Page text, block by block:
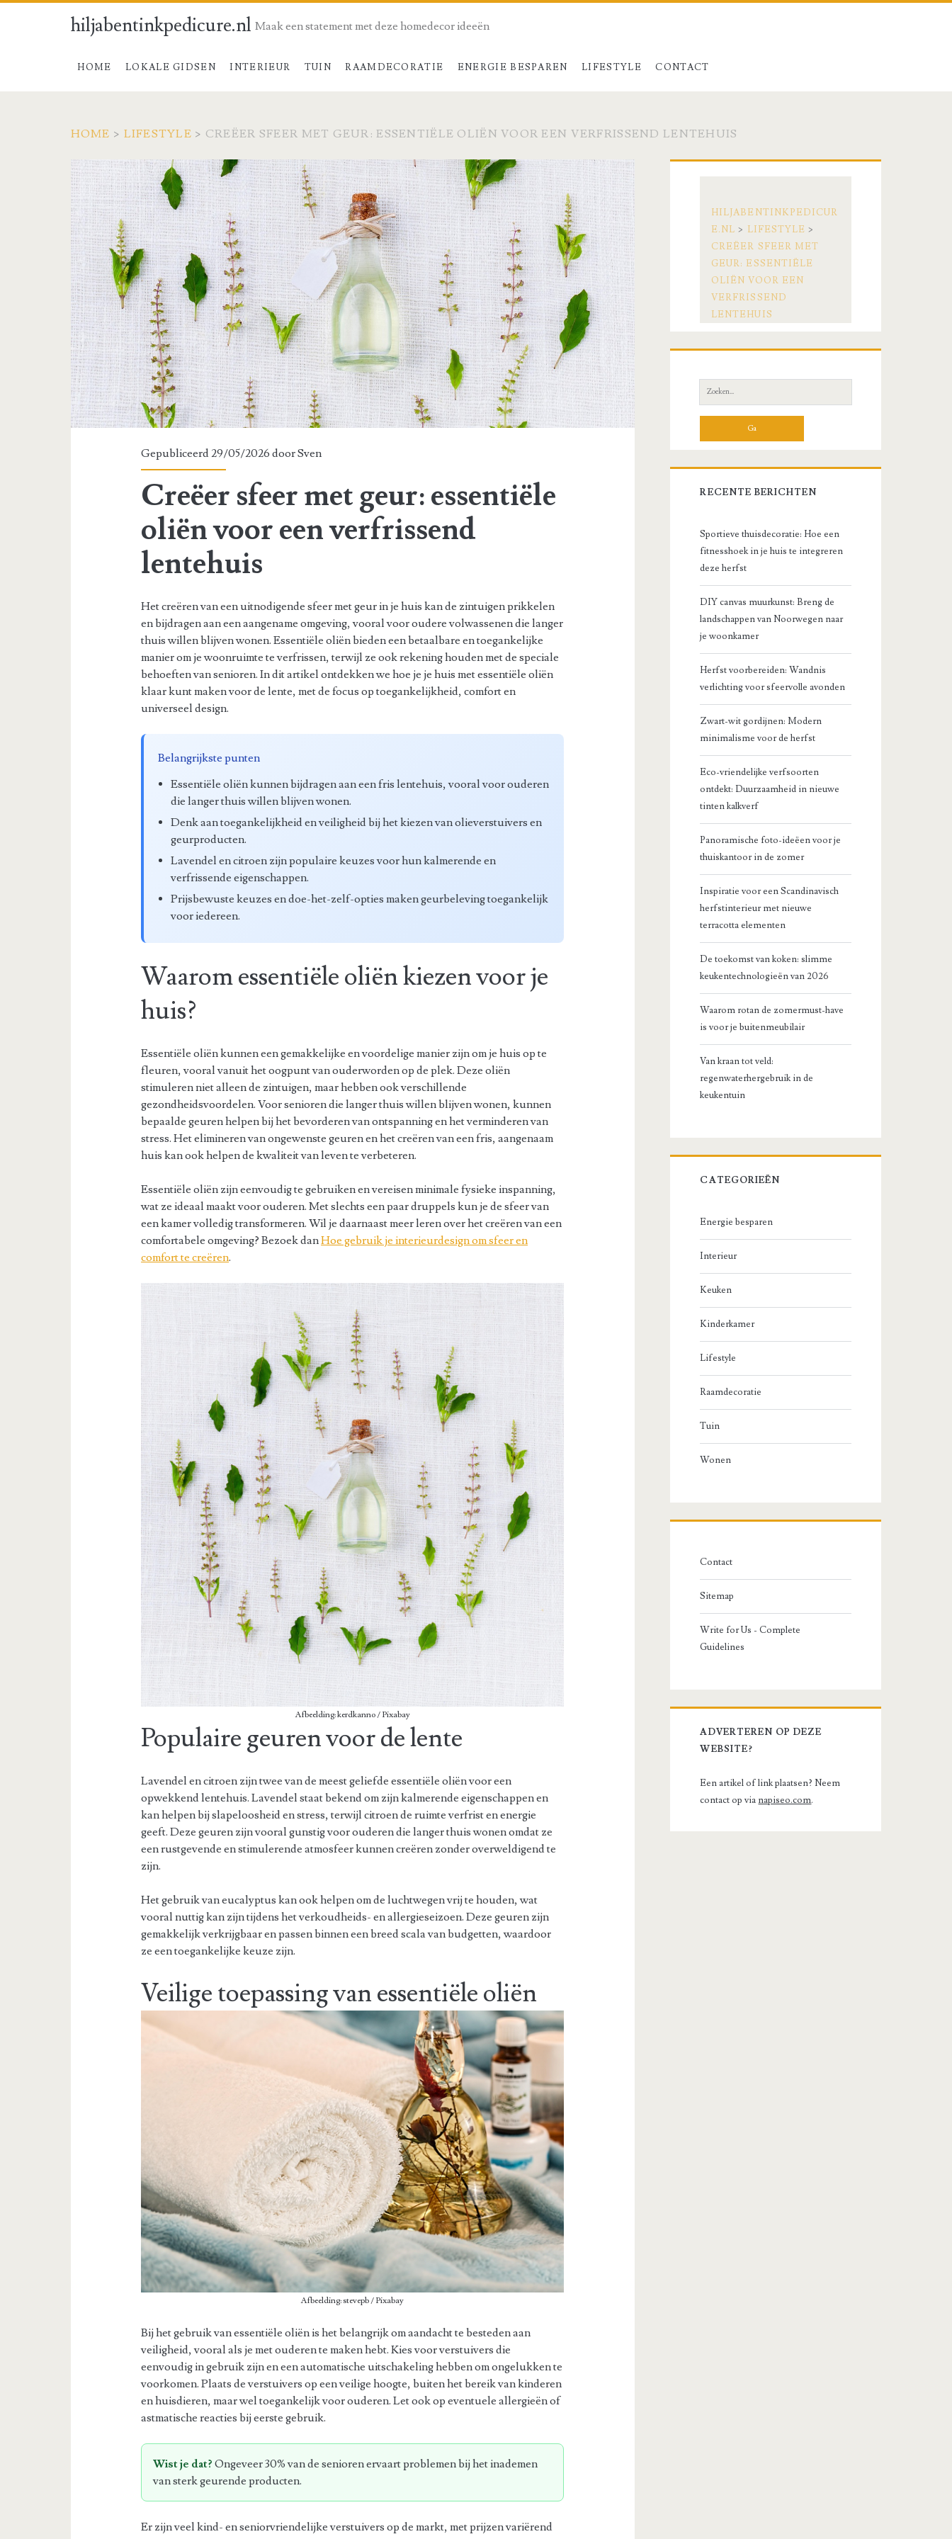
hiljabentinkpedicure.nl Maak een statement met deze homedecor ideeën
HOME LOKALE GIDSEN INTERIEUR TUIN RAAMDECORATIE ENERGIE BESPAREN LIFESTYLE CONTACT
HOME > LIFESTYLE > CREËER SFEER MET GEUR: ESSENTIËLE OLIËN VOOR EEN VERFRISSEND LENTEHUIS
Gepubliceerd 29/05/2026 doorSven
Creëer sfeer met geur: essentiële
oliën voor een verfrissend
lentehuis
Het creëren van een uitnodigende sfeer met geur in je huis kan de zintuigen prikkelen
en bijdragen aan een aangename omgeving, vooral voor oudere volwassenen die langer
thuis willen blijven wonen. Essentiële oliën bieden een betaalbare en toegankelijke
manier om je woonruimte te verfrissen, terwijl ze ook rekening houden met de speciale
behoeften van senioren. In dit artikel ontdekken we hoe je je huis met essentiële oliën
klaar kunt maken voor de lente, met de focus op toegankelijkheid, comfort en
universeel design.
Belangrijkste punten
Essentiële oliën kunnen bijdragen aan een fris lentehuis, vooral voor ouderen
die langer thuis willen blijven wonen.
Denk aan toegankelijkheid en veiligheid bij het kiezen van olieverstuivers en
geurproducten.
Lavendel en citroen zijn populaire keuzes voor hun kalmerende en
verfrissende eigenschappen.
Prijsbewuste keuzes en doe-het-zelf-opties maken geurbeleving toegankelijk
voor iedereen.
Waarom essentiële oliën kiezen voor je
huis?
Essentiële oliën kunnen een gemakkelijke en voordelige manier zijn om je huis op te
fleuren, vooral vanuit het oogpunt van ouderworden op de plek. Deze oliën
stimuleren niet alleen de zintuigen, maar hebben ook verschillende
gezondheidsvoordelen. Voor senioren die langer thuis willen blijven wonen, kunnen
bepaalde geuren helpen bij het bevorderen van ontspanning en het verminderen van
stress. Het elimineren van ongewenste geuren en het creëren van een fris, aangenaam
huis kan ook helpen de kwaliteit van leven te verbeteren.
Essentiële oliën zijn eenvoudig te gebruiken en vereisen minimale fysieke inspanning,
wat ze ideaal maakt voor ouderen. Met slechts een paar druppels kun je de sfeer van
een kamer volledig transformeren. Wil je daarnaast meer leren over het creëren van een
comfortabele omgeving? Bezoek danHoe gebruik je interieurdesign om sfeer en
comfort te creëren.
Afbeelding: kerdkanno / Pixabay
Populaire geuren voor de lente
Lavendel en citroen zijn twee van de meest geliefde essentiële oliën voor een
opwekkend lentehuis. Lavendel staat bekend om zijn kalmerende eigenschappen en
kan helpen bij slapeloosheid en stress, terwijl citroen de ruimte verfrist en energie
geeft. Deze geuren zijn vooral gunstig voor ouderen die langer thuis wonen omdat ze
een rustgevende en stimulerende atmosfeer kunnen creëren zonder overweldigend te
zijn.
Het gebruik van eucalyptus kan ook helpen om de luchtwegen vrij te houden, wat
vooral nuttig kan zijn tijdens het verkoudheids- en allergieseizoen. Deze geuren zijn
gemakkelijk verkrijgbaar en passen binnen een breed scala van budgetten, waardoor
ze een toegankelijke keuze zijn.
Veilige toepassing van essentiële oliën
Afbeelding: stevepb / Pixabay
Bij het gebruik van essentiële oliën is het belangrijk om aandacht te besteden aan
veiligheid, vooral als je met ouderen te maken hebt. Kies voor verstuivers die
eenvoudig in gebruik zijn en een automatische uitschakeling hebben om ongelukken te
voorkomen. Plaats de verstuivers op een veilige hoogte, buiten het bereik van kinderen
en huisdieren, maar wel toegankelijk voor ouderen. Let ook op eventuele allergieën of
astmatische reacties bij eerste gebruik.
Wist je dat? Ongeveer 30% van de senioren ervaart problemen bij het inademen
van sterk geurende producten.
Er zijn veel kind- en seniorvriendelijke verstuivers op de markt, met prijzen variërend
zijbalk
HILJABENTINKPEDICUR
E.NL > LIFESTYLE >
CREËER SFEER MET
GEUR: ESSENTIËLE
OLIËN VOOR EEN
VERFRISSEND
LENTEHUIS
Zoek
naar:
RECENTE BERICHTEN
Sportieve thuisdecoratie: Hoe een
fitnesshoek in je huis te integreren
deze herfst
DIY canvas muurkunst: Breng de
landschappen van Noorwegen naar
je woonkamer
Herfst voorbereiden: Wandnis
verlichting voor sfeervolle avonden
Zwart-wit gordijnen: Modern
minimalisme voor de herfst
Eco-vriendelijke verfsoorten
ontdekt: Duurzaamheid in nieuwe
tinten kalkverf
Panoramische foto-ideëen voor je
thuiskantoor in de zomer
Inspiratie voor een Scandinavisch
herfstinterieur met nieuwe
terracotta elementen
De toekomst van koken: slimme
keukentechnologieën van 2026
Waarom rotan de zomermust-have
is voor je buitenmeubilair
Van kraan tot veld:
regenwaterhergebruik in de
keukentuin
CATEGORIEËN
Energie besparen
Interieur
Keuken
Kinderkamer
Lifestyle
Raamdecoratie
Tuin
Wonen
Contact
Sitemap
Write for Us - Complete
Guidelines
ADVERTEREN OP DEZE
WEBSITE?
Een artikel of link plaatsen? Neem
contact op via napiseo.com.